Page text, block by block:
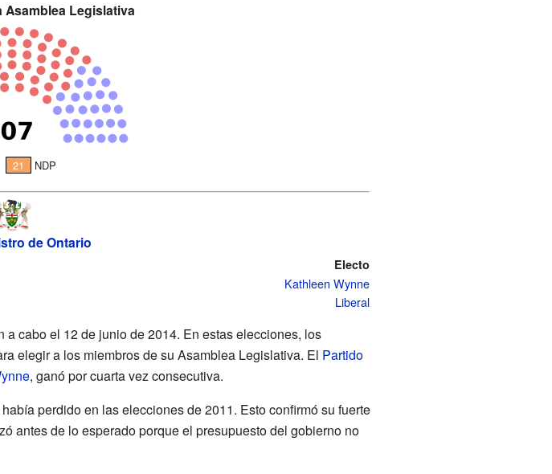
Legislativa
21 NDP
de Ontario
Electo
Kathleen Wynne
Liberal
a cabo el 12 de junio de 2014. En estas elecciones, los
elegir a los miembros de su Asamblea Legislativa. El Partido
, ganó por cuarta vez consecutiva.
perdido en las elecciones de 2011. Esto confirmó su fuerte
antes de lo esperado porque el presupuesto del gobierno no